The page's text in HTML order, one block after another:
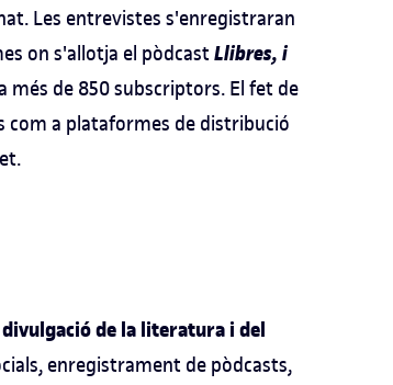
Les entrevistes s'enregistraran
on s'allotja el pòdcastLlibres, i
més de 850 subscriptors. El fet de
com a plataformes de distribució
de la literatura i del
enregistrament de pòdcasts,